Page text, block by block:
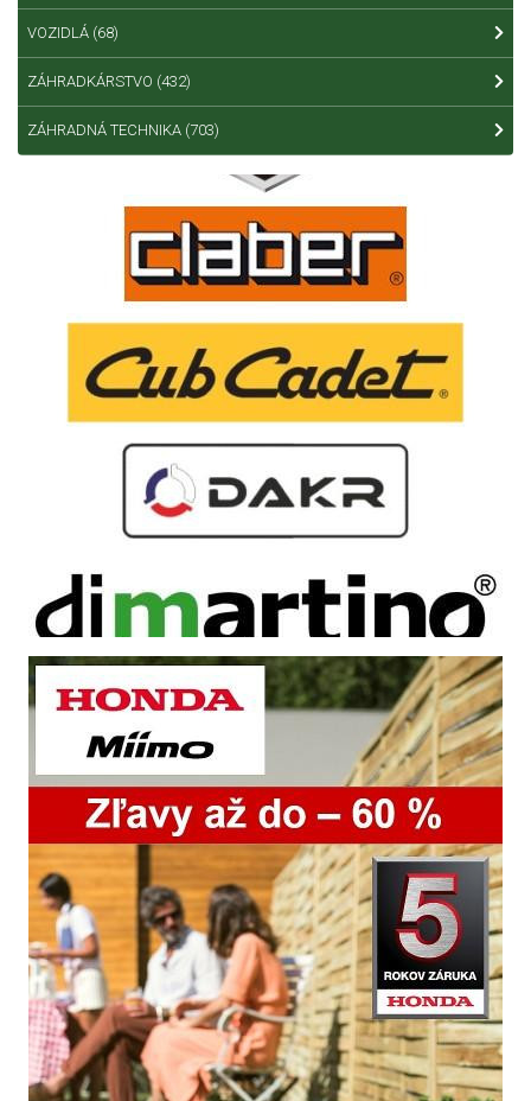
VOZIDLÁ (68)
ZÁHRADKÁRSTVO (432)
ZÁHRADNÁ TECHNIKA (703)